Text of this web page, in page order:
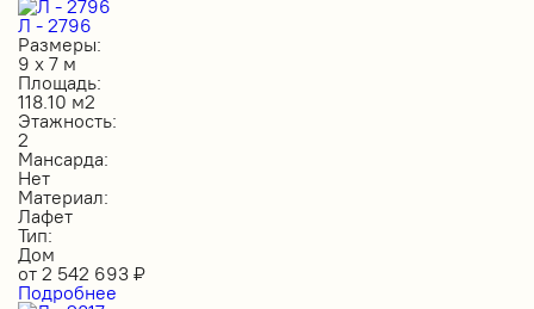
Л - 2796
Размеры:
9 х 7 м
Площадь:
118.10 м2
Этажность:
2
Мансарда:
Нет
Материал:
Лафет
Тип:
Дом
от 2 542 693 ₽
Подробнее